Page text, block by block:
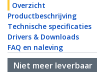
Overzicht
Productbeschrijving
Technische specificaties
Drivers & Downloads
FAQ en naleving
Niet meer leverbaar